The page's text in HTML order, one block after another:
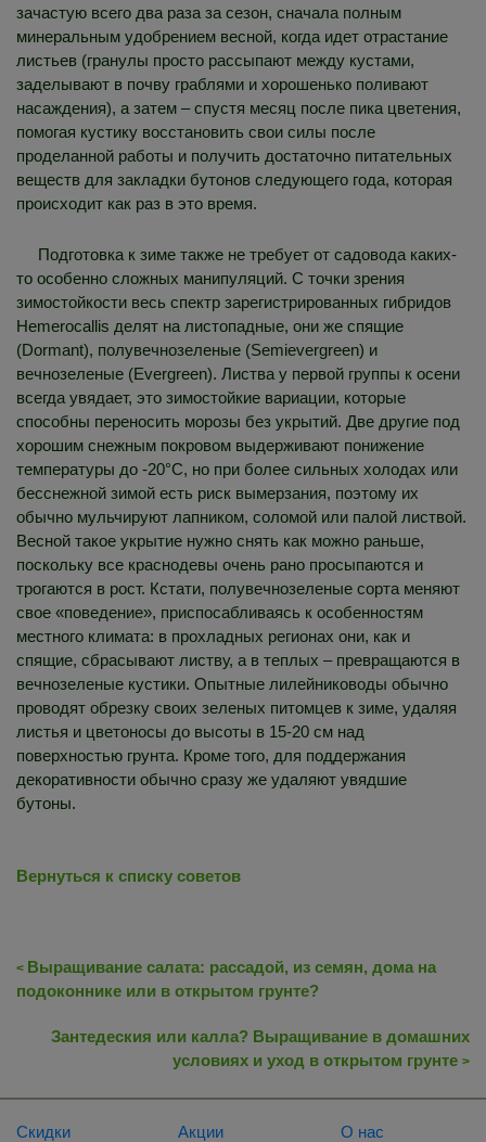
зачастую всего два раза за сезон, сначала полным
минеральным удобрением весной, когда идет отрастание
листьев (гранулы просто рассыпают между кустами,
заделывают в почву граблями и хорошенько поливают
насаждения), а затем – спустя месяц после пика цветения,
помогая кустику восстановить свои силы после
проделанной работы и получить достаточно питательных
веществ для закладки бутонов следующего года, которая
происходит как раз в это время.
Подготовка к зиме также не требует от садовода каких-
то особенно сложных манипуляций. С точки зрения
зимостойкости весь спектр зарегистрированных гибридов
Hemerocallis делят на листопадные, они же спящие
(Dormant), полувечнозеленые (Semievergreen) и
вечнозеленые (Evergreen). Листва у первой группы к осени
всегда увядает, это зимостойкие вариации, которые
способны переносить морозы без укрытий. Две другие под
хорошим снежным покровом выдерживают понижение
температуры до -20°C, но при более сильных холодах или
бесснежной зимой есть риск вымерзания, поэтому их
обычно мульчируют лапником, соломой или палой листвой.
Весной такое укрытие нужно снять как можно раньше,
поскольку все краснодевы очень рано просыпаются и
трогаются в рост. Кстати, полувечнозеленые сорта меняют
свое «поведение», приспосабливаясь к особенностям
местного климата: в прохладных регионах они, как и
спящие, сбрасывают листву, а в теплых – превращаются в
вечнозеленые кустики. Опытные лилейниководы обычно
проводят обрезку своих зеленых питомцев к зиме, удаляя
листья и цветоносы до высоты в 15-20 см над
поверхностью грунта. Кроме того, для поддержания
декоративности обычно сразу же удаляют увядшие
бутоны.
Вернуться к списку советов
< Выращивание салата: рассадой, из семян, дома на
подоконнике или в открытом грунте?
Зантедеския или калла? Выращивание в домашних
условиях и уход в открытом грунте >
Скидки Акции О нас